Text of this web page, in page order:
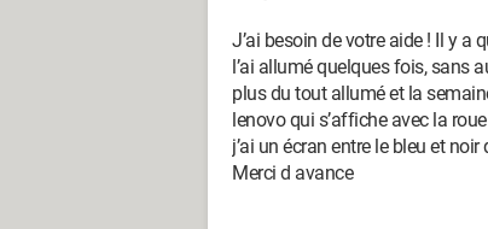
J’ai besoin de votre aide ! Il y a
l’ai allumé quelques fois, sans
plus du tout allumé et la
lenovo qui s’affiche avec la
j’ai un écran entre le bleu et
Merci d avance